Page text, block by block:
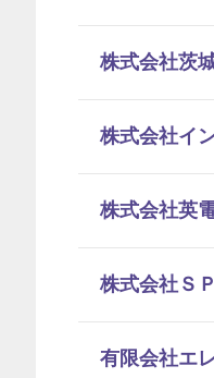
株式会社茨
株式会社イ
株式会社英
株式会社ＳＰ
有限会社エ